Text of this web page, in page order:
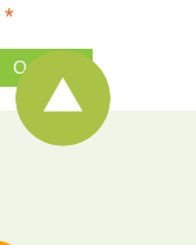
*
Odoslať